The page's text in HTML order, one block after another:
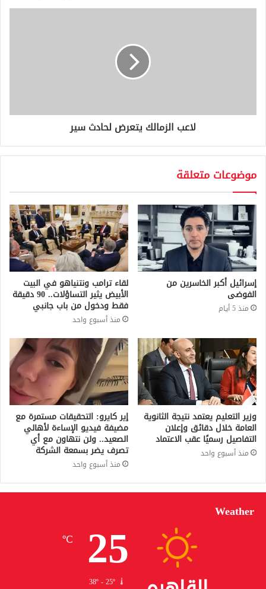
ي
لاعب الزمالك يتعرض لحادث سير
موضوعات متعلقة
إسرائيل أكبر الخاسرين من
الفوضى
منذ 5 أيام
لقاء ترامب ونتنياهو في البيت
الأبيض يثير التساؤلات.. 90 دقيقة
فقط ودخول من باب جانبي
منذ أسبوع واحد
وزير التعليم يعتمد نتيجة الثانوية
العامة خلال دقائق وإعلان
التفاصيل رسميًا عقب الاعتماد
منذ أسبوع واحد
إير كايرو: التحقيقات مستمرة مع
مضيفة فيديو الإساءة لأهالي
الصعيد.. ولن نتهاون مع أي
تصرف يضر بسمعة الشركة
منذ أسبوع واحد
Weather
25
℃
38º - 25º